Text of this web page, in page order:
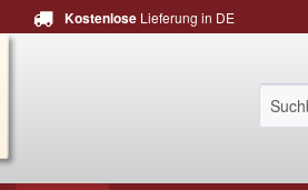
Kostenlose Lieferung in DE